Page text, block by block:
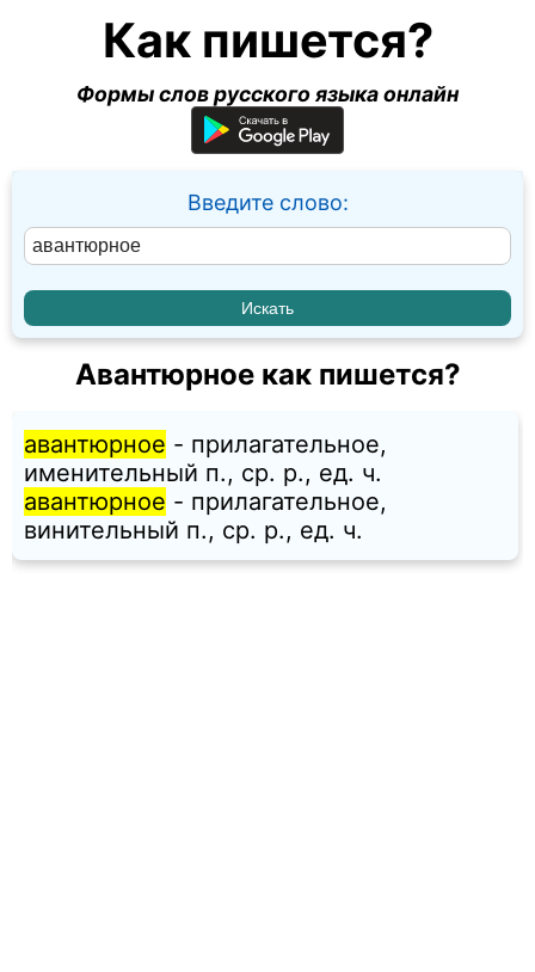
Как пишется?
Формы слов русского языка онлайн
Введите слово:
Авантюрное как пишется?
авантюрное - прилагательное,
именительный п., ср. p., ед. ч.
авантюрное - прилагательное,
винительный п., ср. p., ед. ч.